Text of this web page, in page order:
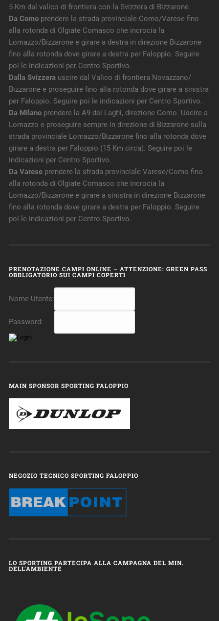
5 Km dal valico di frontiera con la Svizzera di Bizzarone.
Da Comoprendere la strada provinciale Como/Varese fino
alla rotonda di Olgiate Comasco che incrocia la
Lomazzo/Bizzarone e girare a destra in direzione Bizzarone
fino alla rotonda dove girare a destra per Faloppio. Seguire
poi le indicazioni per Centro Sportivo.
Dalla Svizzerauscire dal Valico di frontiera Novazzano/
Bizzarone e proseguire fino alla rotonda dove girare a sinistra
per Faloppio. Seguire poi le indicazioni per Centro Sportivo.
Da Milanoprendere la A9 dei Laghi, direzione Como. Uscire a
Lomazzo e proseguire sempre in direzione di Bizzarone sulla
strada provinciale Lomazzo/Bizzarone fino alla rotonda dove
girare a destra per Faloppio (15 Km circa). Seguire poi le
indicazioni per Centro Sportivo.
Da Vareseprendere la strada provinciale Varese/Como fino
alla rotonda di Olgiate Comasco che incrocia la
Lomazzo/Bizzarone e girare a sinistra in direzione Bizzarone
fino alla rotonda dove girare a destra per Faloppio. Seguire
poi le indicazioni per Centro Sportivo.
PRENOTAZIONE CAMPI ONLINE – ATTENZIONE: GREEN PASS
OBBLIGATORIO SUI CAMPI COPERTI
Nome Utente:
Password:
MAIN SPONSOR SPORTING FALOPPIO
NEGOZIO TECNICO SPORTING FALOPPIO
LO SPORTING PARTECIPA ALLA CAMPAGNA DEL MIN.
DELL’AMBIENTE